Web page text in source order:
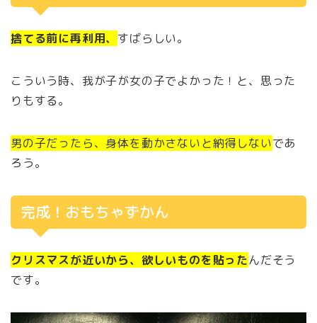
捨てる前に再利用、 すばらしい。
こういう時、我が子が女の子でよかった！と、思った
りもする。
男の子だったら、身体を動かさないと納得しないであ
ろう。
完成！おもちゃずかん
クリスマスが近いから、欲しいものを貼ったんだそう
です。